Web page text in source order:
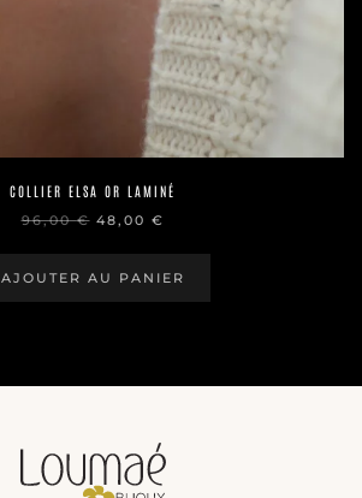
COLLIER ELSA OR LAMINÉ
96,00€ LE
INITIAL
ÉTAIT :
48,00 €
ACTUEL
EST :
AJOUTER AU PANIER